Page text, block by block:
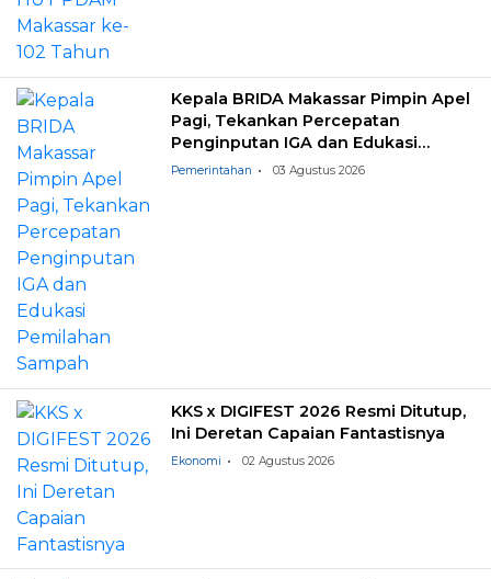
Kepala BRIDA Makassar Pimpin Apel
Pagi, Tekankan Percepatan
Penginputan IGA dan Edukasi
Pemilahan Sampah
Pemerintahan 03 Agustus 2026
KKS x DIGIFEST 2026 Resmi Ditutup,
Ini Deretan Capaian Fantastisnya
Ekonomi 02 Agustus 2026